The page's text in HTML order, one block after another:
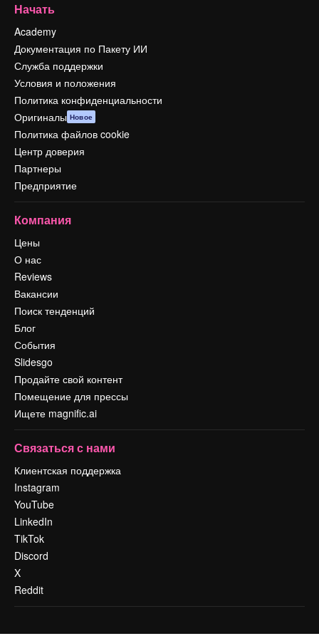
Начать
Academy
Документация по Пакету ИИ
Служба поддержки
Условия и положения
Политика конфиденциальности
Оригиналы Новое
Политика файлов cookie
Центр доверия
Партнеры
Предприятие
Компания
Цены
О нас
Reviews
Вакансии
Поиск тенденций
Блог
События
Slidesgo
Продайте свой контент
Помещение для прессы
Ищете magnific.ai
Связаться с нами
Клиентская поддержка
Instagram
YouTube
LinkedIn
TikTok
Discord
X
Reddit